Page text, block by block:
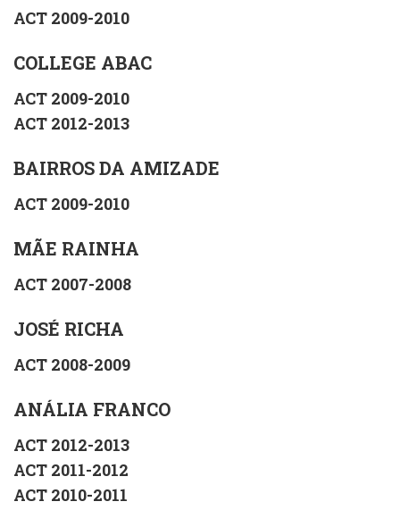
ACT 2009-2010
COLLEGE ABAC
ACT 2009-2010
ACT 2012-2013
BAIRROS DA AMIZADE
ACT 2009-2010
MÃE RAINHA
ACT 2007-2008
JOSÉ RICHA
ACT 2008-2009
ANÁLIA FRANCO
ACT 2012-2013
ACT 2011-2012
ACT 2010-2011